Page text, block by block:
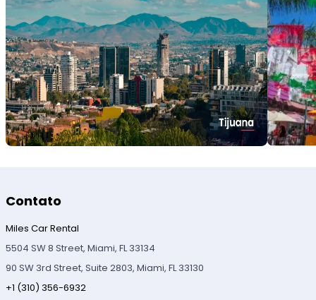
Contato
Miles Car Rental
5504 SW 8 Street, Miami, FL 33134
90 SW 3rd Street, Suite 2803, Miami, FL 33130
+1 (310) 356-6932